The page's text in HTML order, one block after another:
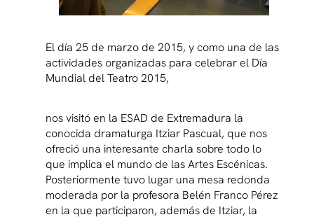
El día 25 de marzo de 2015, y como una de las
actividades organizadas para celebrar el Día
Mundial del Teatro 2015,
nos visitó en la ESAD de Extremadura la
conocida dramaturga Itziar Pascual, que nos
ofreció una interesante charla sobre todo lo
que implica el mundo de las Artes Escénicas.
Posteriormente tuvo lugar una mesa redonda
moderada por la profesora Belén Franco Pérez
en la que participaron, además de Itziar, la